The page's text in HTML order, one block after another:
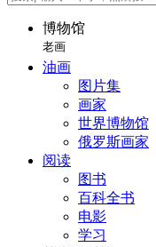
博物馆
老画
油画
图片集
画家
世界博物馆
俄罗斯画家
阅读
图书
百科全书
电影
学习